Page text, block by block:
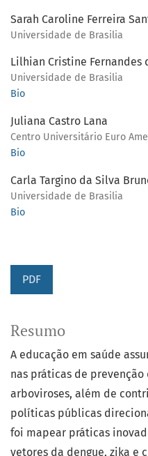
Sarah Caroline Ferreira
Universidade de Brasilia
Lilhian Cristine Fernandes
Universidade de Brasilia
Bio
Juliana Castro Lana
Centro Universitário Euro
Bio
Carla Targino da Silva
Universidade de Brasilia
Bio
PDF
Resumo
A educação em saúde
nas práticas de prevenção
arboviroses, além de
políticas públicas
foi mapear práticas
vetores da dengue, zika e